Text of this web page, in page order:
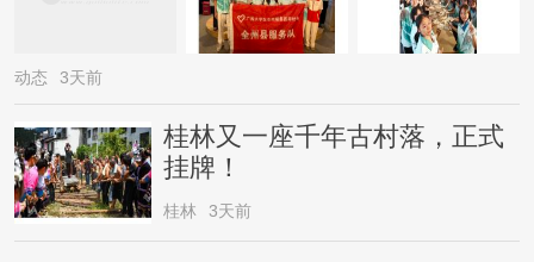
动态 3天前
桂林又一座千年古村落，正式
挂牌！
桂林 3天前